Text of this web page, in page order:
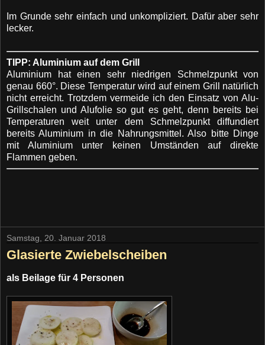
Im Grunde sehr einfach und unkompliziert. Dafür aber sehr
lecker.
TIPP: Aluminium auf dem Grill
Aluminium hat einen sehr niedrigen Schmelzpunkt von
genau 660°. Diese Temperatur wird auf einem Grill natürlich
nicht erreicht. Trotzdem vermeide ich den Einsatz von Alu-
Grillschalen und Alufolie so gut es geht, denn bereits bei
Temperaturen weit unter dem Schmelzpunkt diffundiert
bereits Aluminium in die Nahrungsmittel. Also bitte Dinge
mit Aluminium unter keinen Umständen auf direkte
Flammen geben.
Samstag, 20. Januar 2018
Glasierte Zwiebelscheiben
als Beilage für 4 Personen